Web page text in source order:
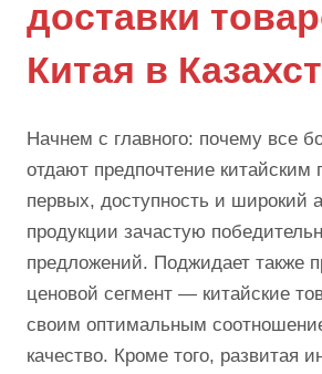
доставки
Китая в
Начнем с главного: почему все
отдают предпочтение китайским
первых, доступность и широкий
продукции зачастую
предложений. Поджидает также
ценовой сегмент — китайские
своим оптимальным
качество. Кроме того, развитая